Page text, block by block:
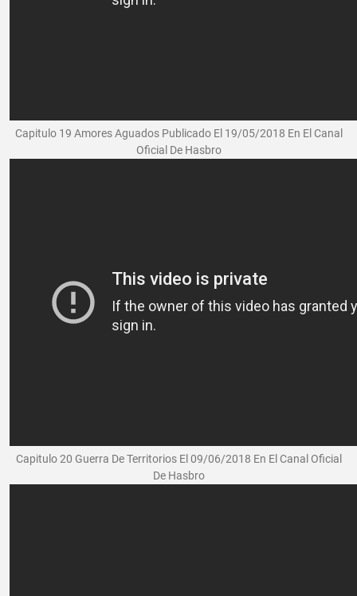
Capitulo 19 Amores Aguados Publicado El 19/05/2018 En El Canal
Oficial De Hasbro
Capitulo 20 Guerra De Territorios El 09/06/2018 En El Canal Oficial
De Hasbro